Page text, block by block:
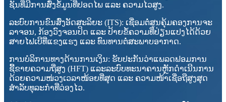
ຊັນທີ່ມີການສົ່ງຂໍ້ມູນທີ່ປອດໄພ ແລະ ຄວາມໄວສູງ.
ລະບົບການຂົນສົ່ງອັດສະລິຍະ (ITS): ເຊື່ອມຕໍ່ສູນຄຸ້ມຄອງການຈະ
ລາຈອນ, ກ້ອງວົງຈອນປິດ ແລະ ປ້າຍຂໍ້ຄວາມທີ່ປ່ຽນແປງໄດ້ດ້ວຍ
ສາຍໄຟເບີທີ່ແຂງແຮງ ແລະ ທົນທານຕໍ່ສະພາບອາກາດ.
ການບໍລິການທາງດ້ານການເງິນ: ຮັບປະກັນວ່າແພລດຟອມການ
ຊື້ຂາຍຄວາມຖີ່ສູງ (HFT) ແລະລະບົບທະນາຄານຫຼັກດຳເນີນການ
ດ້ວຍຄວາມໜ່ວງເວລາໜ້ອຍທີ່ສຸດ ແລະ ຄວາມໜ້າເຊື່ອຖືສູງສຸດ
ສຳລັບທຸລະກຳທີ່ວ່ອງໄວ.